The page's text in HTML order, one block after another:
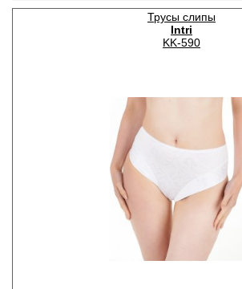
Трусы слипы
Intri
KK-590